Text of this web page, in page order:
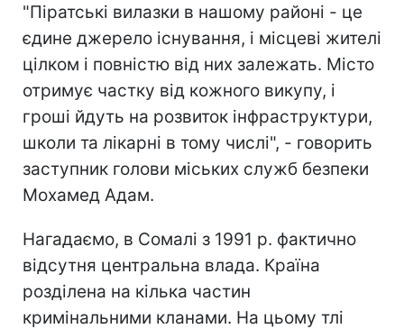
"Піратські вилазки в нашому районі - це
єдине джерело існування, і місцеві жителі
цілком і повністю від них залежать. Місто
отримує частку від кожного викупу, і
гроші йдуть на розвиток інфраструктури,
школи та лікарні в тому числі", - говорить
заступник голови міських служб безпеки
Мохамед Адам.
Нагадаємо, в Сомалі з 1991 р. фактично
відсутня центральна влада. Країна
розділена на кілька частин
кримінальними кланами. На цьому тлі